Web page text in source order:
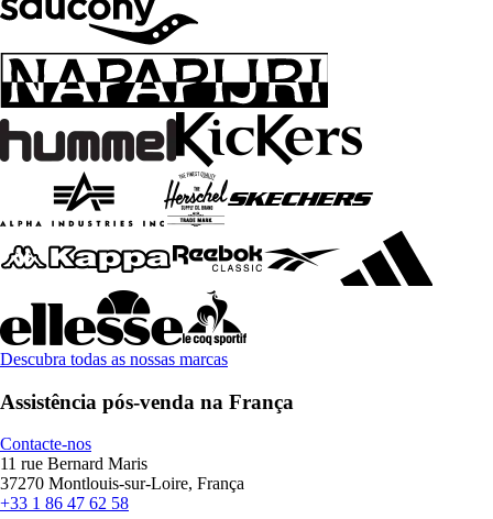
Descubra todas as nossas marcas
Assistência pós-venda na França
Contacte-nos
11 rue Bernard Maris
37270 Montlouis-sur-Loire, França
+33 1 86 47 62 58